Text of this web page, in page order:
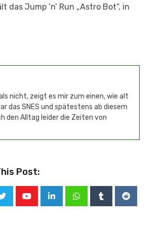
Jump ’n’ Run „Astro Bot“, in
nicht, zeigt es mir zum einen, wie alt
das SNES und spätestens ab diesem
den Alltag leider die Zeiten von
Post: